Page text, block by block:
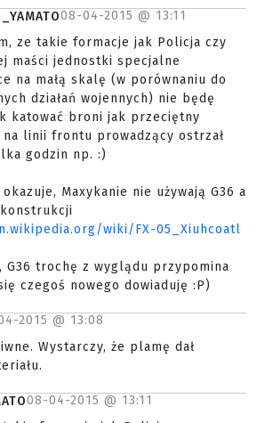
08-04-2015 @ 13:11
ze takie formacje jak Policja czy
maści jednostki specjalne
na małą skalę (w porównaniu do
działań wojennych) nie będę
katować broni jak przeciętny
na linii frontu prowadzący ostrzał
godzin np. :)
Maxykanie nie używają G36 a
konstrukcji
wiki/FX-05_Xiuhcoatl
G36 trochę z wyglądu przypomina
czegoś nowego dowiaduję :P)
2015 @ 13:08
Wystarczy, że plamę dał
08-04-2015 @ 13:11